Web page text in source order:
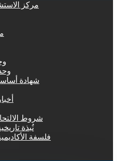
مركز
شهادة
شروط
نُبذة
فلسفة